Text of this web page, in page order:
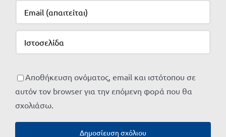
Αποθήκευση ονόματος, email και ιστότοπου σε
αυτόν τον browser για την επόμενη φορά που θα
σχολιάσω.